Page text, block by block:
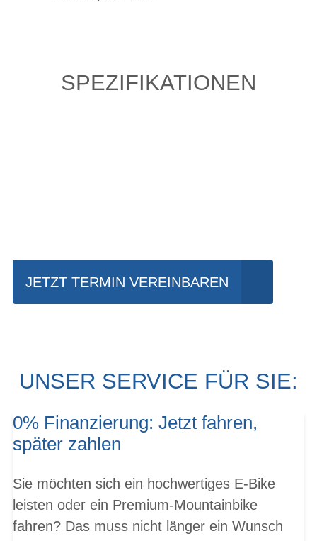
SPEZIFIKATIONEN
JETZT TERMIN VEREINBAREN
UNSER SERVICE FÜR SIE:
0% Finanzierung: Jetzt fahren,
später zahlen
Sie möchten sich ein hochwertiges E-Bike
leisten oder ein Premium-Mountainbike
fahren? Das muss nicht länger ein Wunsch